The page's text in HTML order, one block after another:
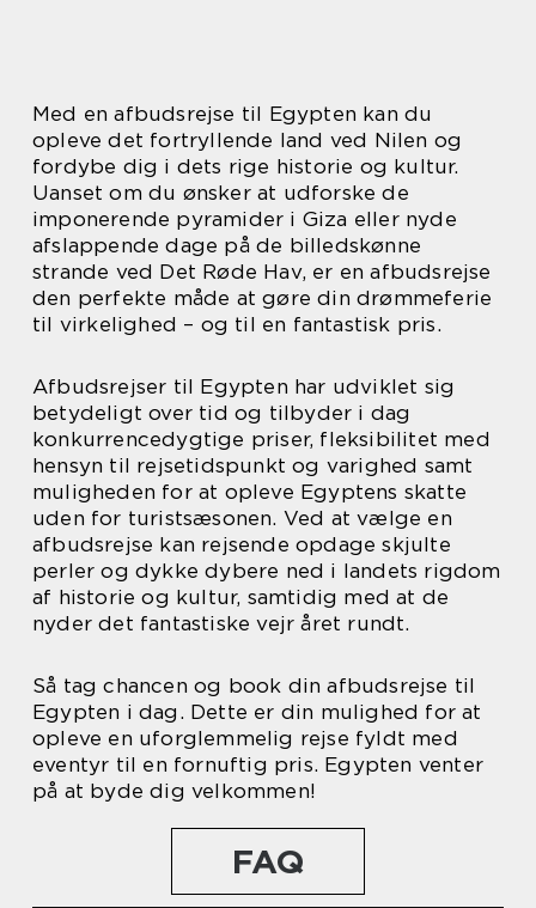
Med en afbudsrejse til Egypten kan du
opleve det fortryllende land ved Nilen og
fordybe dig i dets rige historie og kultur.
Uanset om du ønsker at udforske de
imponerende pyramider i Giza eller nyde
afslappende dage på de billedskønne
strande ved Det Røde Hav, er en afbudsrejse
den perfekte måde at gøre din drømmeferie
til virkelighed – og til en fantastisk pris.
Afbudsrejser til Egypten har udviklet sig
betydeligt over tid og tilbyder i dag
konkurrencedygtige priser, fleksibilitet med
hensyn til rejsetidspunkt og varighed samt
muligheden for at opleve Egyptens skatte
uden for turistsæsonen. Ved at vælge en
afbudsrejse kan rejsende opdage skjulte
perler og dykke dybere ned i landets rigdom
af historie og kultur, samtidig med at de
nyder det fantastiske vejr året rundt.
Så tag chancen og book din afbudsrejse til
Egypten i dag. Dette er din mulighed for at
opleve en uforglemmelig rejse fyldt med
eventyr til en fornuftig pris. Egypten venter
på at byde dig velkommen!
FAQ